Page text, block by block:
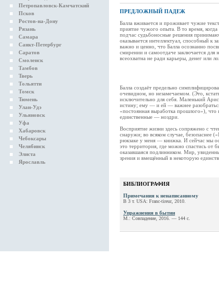
Петропавловск-Камчатский
Псков
Ростов-на-Дону
Рязань
Самара
Санкт-Петербург
Саратов
Смоленск
Тамбов
Тверь
Тольятти
Томск
Тюмень
Улан-Удэ
Ульяновск
Уфа
Хабаровск
Чебоксары
Челябинск
Элиста
Ярославль
ПРЕДЛОЖНЫЙ ПАДЕЖ
Балла вживается и проживает чужие
приятие чужого опыта. В то время,
подчас судьбоносные решения
оказывается интеллектуал, способный к
важно и ценно, что Балла осознанно
смирении и самоотдаче заключается для
всеохватна не ради карьеры, денег или
Балла создаёт предельно
очевидном, но незамечаемом. (Это,
исключительно для себя. Маленький
истину; ему — и ей — важнее
«постоянная выработка прошлого»), что
единственные — ноздри.
Восприятие жизни здесь сопряжено с
снаружи; во всяком случае, безопаснее
рюкзаке у меня — книжка. И сейчас мы
это территория, где можно спастись от
оказавшаяся подлинником. Мир,
зрения и вмещённый в некоторую
БИБЛИОГРАФИЯ
Примечания к ненаписанному
В 3 т. USA: Franc-tireur, 2010.
Упражнения в бытии
М.: Совпадение, 2016. — 144 с.